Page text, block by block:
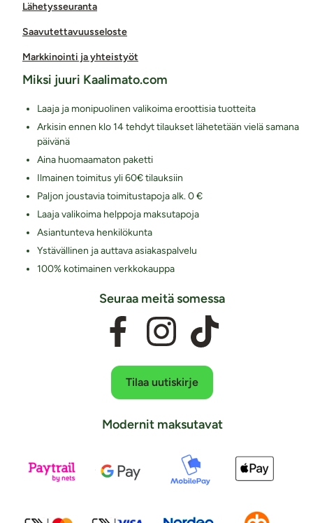
Lähetysseuranta
Saavutettavuusseloste
Markkinointi ja yhteistyöt
Miksi juuri Kaalimato.com
Laaja ja monipuolinen valikoima eroottisia tuotteita
Arkisin ennen klo 14 tehdyt tilaukset lähetetään vielä samana
päivänä
Aina huomaamaton paketti
Ilmainen toimitus yli 60€ tilauksiin
Paljon joustavia toimitustapoja alk. 0 €
Laaja valikoima helppoja maksutapoja
Asiantunteva henkilökunta
Ystävällinen ja auttava asiakaspalvelu
100% kotimainen verkkokauppa
Seuraa meitä somessa
Tilaa uutiskirje
Modernit maksutavat